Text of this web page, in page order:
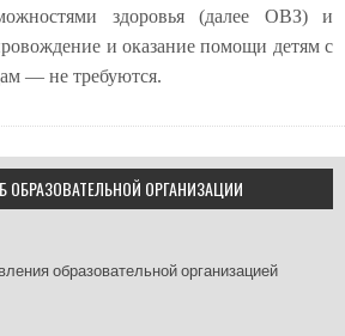
здоровья (далее ОВЗ) и
и оказание помощи детям с
— не требуются.
ОБРАЗОВАТЕЛЬНОЙ ОРГАНИЗАЦИИ
образовательной организацией